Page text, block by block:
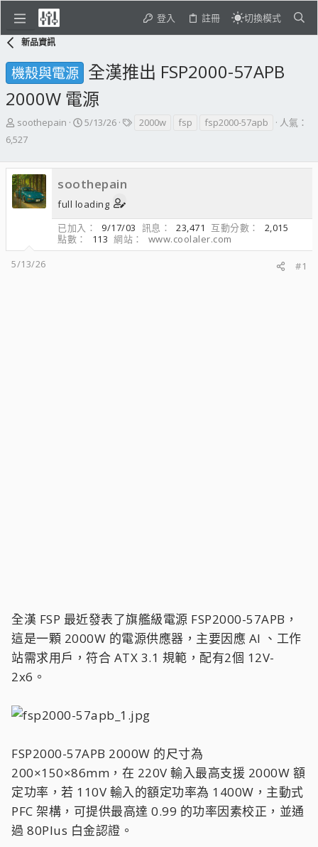
登入 註冊 切換模式
新品資訊
機殼與電源 全漢推出 FSP2000-57APB
2000W 電源
主
題
起
人
soothepain
開
期
5/13/26
標
2000w fsp fsp2000-57apb
人氣：
6,527
soothepain
full loading
已加入
9/17/03 訊息 23,471 互動分數
2,015
點數
113 網站
www.coolaler.com
5/13/26
#1
全漢 FSP 最近發表了旗艦級電源 FSP2000-57APB，
這是一顆 2000W 的電源供應器，主要因應 AI 、工作
站需求用戶，符合 ATX 3.1 規範，配有2個 12V-
2x6。
FSP2000-57APB 2000W 的尺寸為
200×150×86mm，在 220V 輸入最高支援 2000W 額
定功率，若 110V 輸入的額定功率為 1400W，主動式
PFC 架構，可提供最高達 0.99 的功率因素校正，並通
過 80Plus 白金認證。